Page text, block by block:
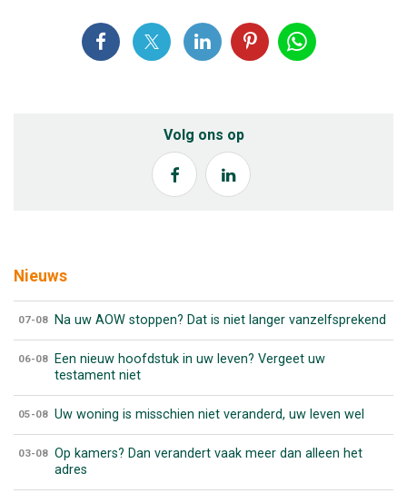
Volg ons op
Nieuws
07-08 Na uw AOW stoppen? Dat is niet langer vanzelfsprekend
06-08
Een nieuw hoofdstuk in uw leven? Vergeet uw
testament niet
05-08 Uw woning is misschien niet veranderd, uw leven wel
03-08 Op kamers? Dan verandert vaak meer dan alleen het
adres